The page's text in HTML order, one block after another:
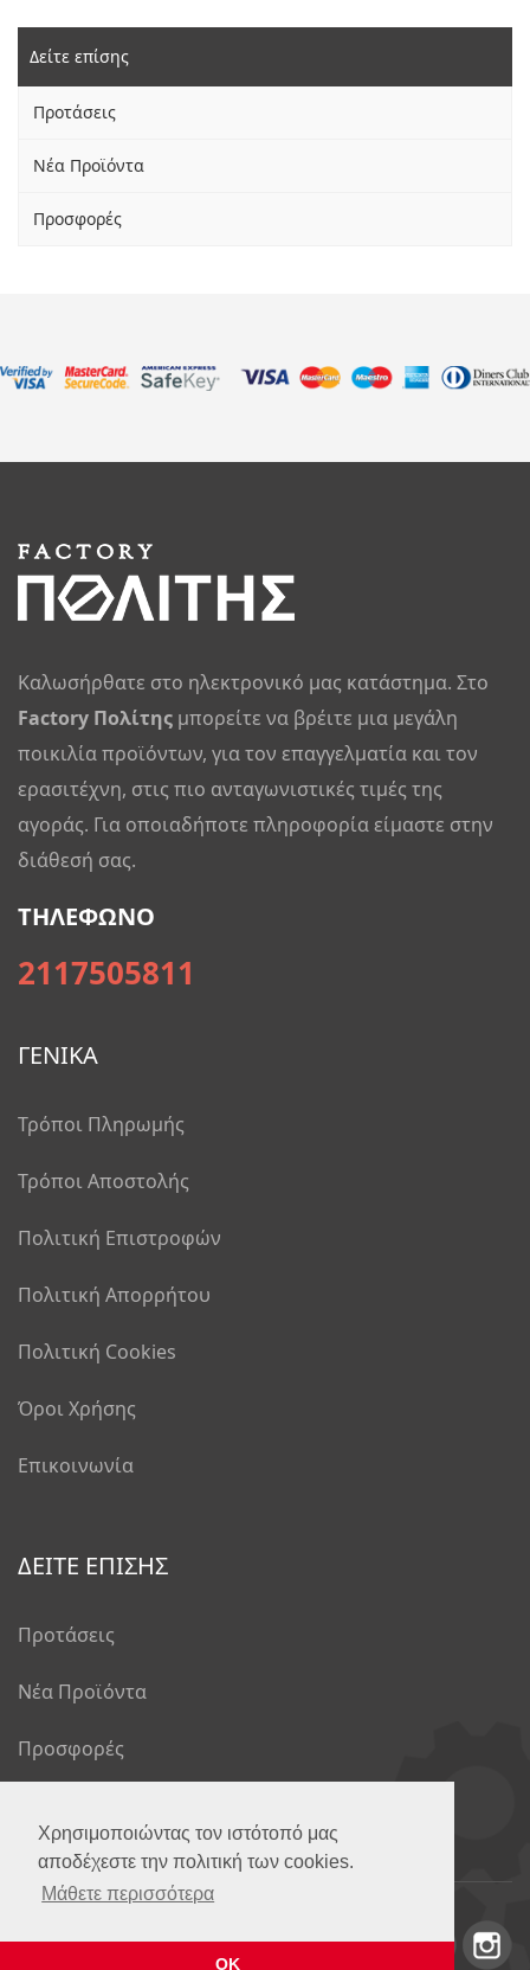
Χρησιμοποιώντας τον ιστότοπό μας
αποδέχεστε την πολιτική των cookies.
Μάθετε περισσότερα
ΟΚ
Δείτε επίσης
Προτάσεις
Νέα Προϊόντα
Προσφορές
Καλωσήρθατε στο ηλεκτρονικό μας κατάστημα. Στο
Factory Πολίτης μπορείτε να βρέιτε μια μεγάλη
ποικιλία προϊόντων, για τον επαγγελματία και τον
ερασιτέχνη, στις πιο ανταγωνιστικές τιμές της
αγοράς. Για οποιαδήποτε πληροφορία είμαστε στην
διάθεσή σας.
ΤΗΛΕΦΩΝΟ
2117505811
ΓΕΝΙΚΑ
Τρόποι Πληρωμής
Τρόποι Αποστολής
Πολιτική Επιστροφών
Πολιτική Απορρήτου
Πολιτική Cookies
Όροι Χρήσης
Επικοινωνία
ΔΕΙΤΕ ΕΠΙΣΗΣ
Προτάσεις
Νέα Προϊόντα
Προσφορές
© Developed byJetnet